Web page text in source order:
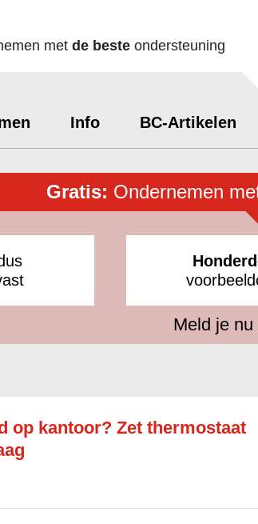
met de beste ondersteuning
Info BC-Artikelen
Gratis: Ondernemen
Meld je nu
op kantoor? Zet thermostaat